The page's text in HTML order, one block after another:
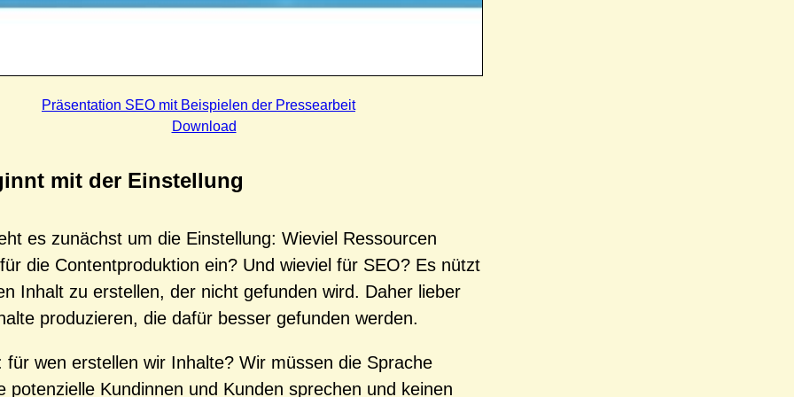
Präsentation SEO mit Beispielen der Pressearbeit
Download
mit der Einstellung
es zunächst um die Einstellung: Wieviel Ressourcen
die Contentproduktion ein? Und wieviel für SEO? Es nützt
Inhalt zu erstellen, der nicht gefunden wird. Daher lieber
produzieren, die dafür besser gefunden werden.
für wen erstellen wir Inhalte? Wir müssen die Sprache
potenzielle Kundinnen und Kunden sprechen und keinen